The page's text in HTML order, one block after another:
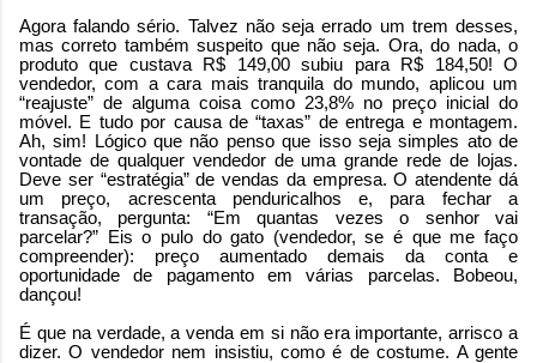
Agora falando sério. Talvez não seja errado um trem desses,
mas correto também suspeito que não seja. Ora, do nada, o
produto que custava R$ 149,00 subiu para R$ 184,50! O
vendedor, com a cara mais tranquila do mundo, aplicou um
“reajuste” de alguma coisa como 23,8% no preço inicial do
móvel. E tudo por causa de “taxas” de entrega e montagem.
Ah, sim! Lógico que não penso que isso seja simples ato de
vontade de qualquer vendedor de uma grande rede de lojas.
Deve ser “estratégia” de vendas da empresa. O atendente dá
um preço, acrescenta penduricalhos e, para fechar a
transação, pergunta: “Em quantas vezes o senhor vai
parcelar?” Eis o pulo do gato (vendedor, se é que me faço
compreender): preço aumentado demais da conta e
oportunidade de pagamento em várias parcelas. Bobeou,
dançou!
É que na verdade, a venda em si não era importante, arrisco a
dizer. O vendedor nem insistiu, como é de costume. A gente